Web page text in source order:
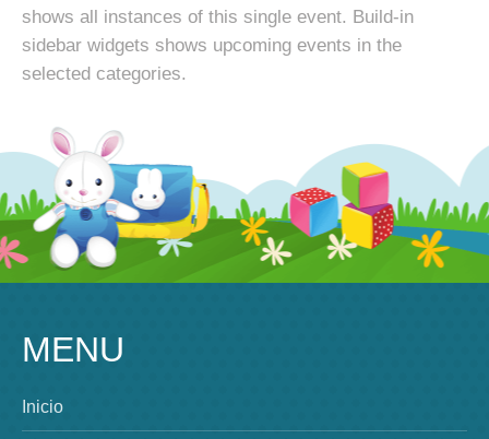
shows all instances of this single event. Build-in
sidebar widgets shows upcoming events in the
selected categories.
MENU
Inicio